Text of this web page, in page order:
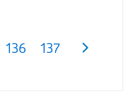
136 137